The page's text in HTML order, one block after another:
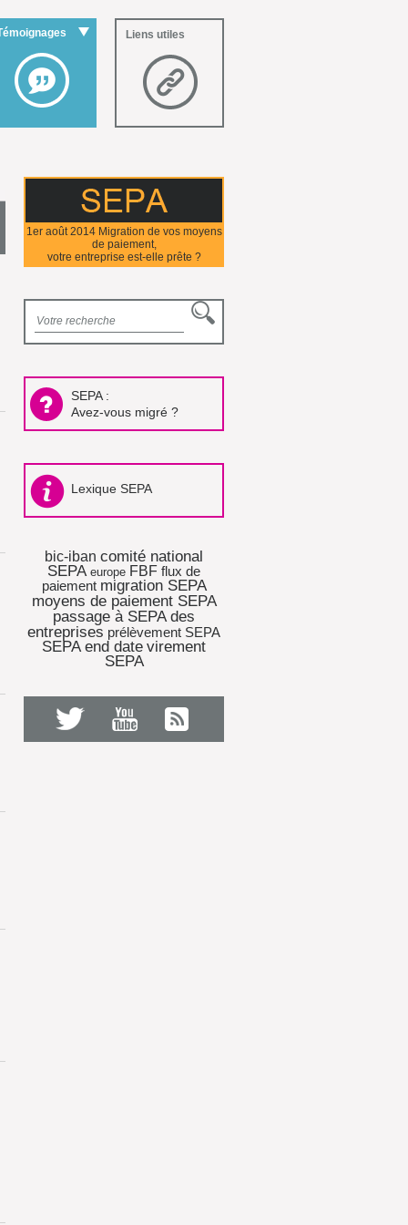
Liens utiles
1er août 2014 Migration de vos moyens
de paiement,
votre entreprise est-elle prête ?
SEPA :
Avez-vous migré ?
Lexique SEPA
bic-iban comité national
SEPA europe FBF flux de
paiement migration SEPA
moyens de paiement SEPA
passage à SEPA des
entreprises prélèvement SEPA
SEPA end date virement
SEPA